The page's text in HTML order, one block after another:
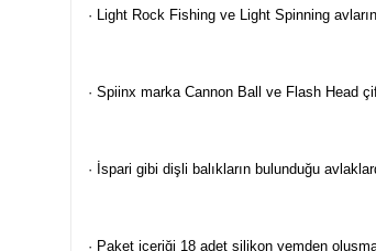
· Light Rock Fishing ve Light Spinning
· Spiinx marka Cannon Ball ve Flash Head
· İspari gibi dişli balıkların bulunduğu
· Paket içeriği 18 adet silikon yemden